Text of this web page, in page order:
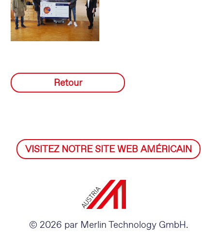
Retour
VISITEZ NOTRE SITE WEB AMÉRICAIN
© 2026 par Merlin Technology GmbH.